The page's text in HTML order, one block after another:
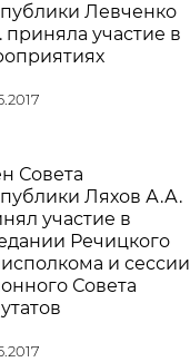
Левченко
приняла участие в
Совета
Ляхов А.А.
участие в
Речицкого
и сессии
Совета